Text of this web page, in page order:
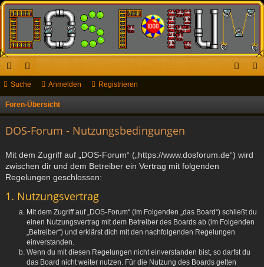
ch
ne
riff
or
en
n
Suche Anmelden Registrieren
Foren-Übersicht
DOS-Forum - Nutzungsbedingungen
Mit dem Zugriff auf „DOS-Forum“ („https://www.dosforum.de“) wird
zwischen dir und dem Betreiber ein Vertrag mit folgenden
Regelungen geschlossen:
1. Nutzungsvertrag
Mit dem Zugriff auf „DOS-Forum“ (im Folgenden „das Board“) schließt du
einen Nutzungsvertrag mit dem Betreiber des Boards ab (im Folgenden
„Betreiber“) und erklärst dich mit den nachfolgenden Regelungen
einverstanden.
Wenn du mit diesen Regelungen nicht einverstanden bist, so darfst du
das Board nicht weiter nutzen. Für die Nutzung des Boards gelten